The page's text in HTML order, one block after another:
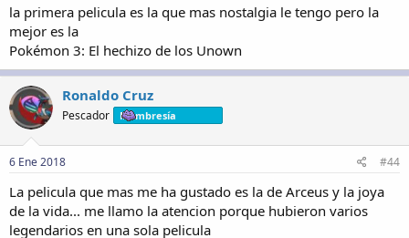
la primera pelicula es la que mas nostalgia le tengo pero la
mejor es la
Pokémon 3: El hechizo de los Unown
Ronaldo Cruz
Pescador Membresía
6 Ene 2018 #44
La pelicula que mas me ha gustado es la de Arceus y la joya
de la vida... me llamo la atencion porque hubieron varios
legendarios en una sola pelicula